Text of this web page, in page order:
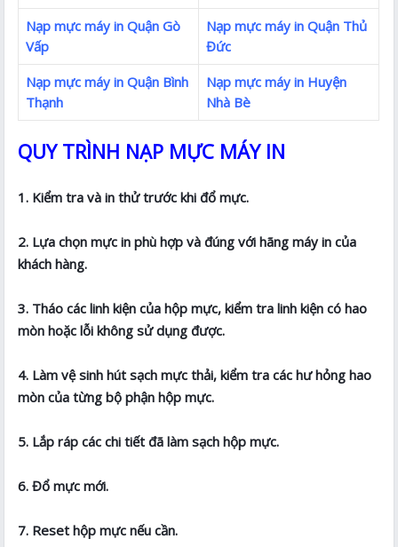
Nạp mực máy in Quận Gò
Vấp
Nạp mực máy in Quận Thủ
Đức
Nạp mực máy in Quận Bình
Thạnh
Nạp mực máy in Huyện
Nhà Bè
QUY TRÌNH NẠP MỰC MÁY IN
1. Kiểm tra và in thử trước khi đổ mực.
2. Lựa chọn mực in phù hợp và đúng với hãng máy in của
khách hàng.
3. Tháo các linh kiện của hộp mực, kiểm tra linh kiện có hao
mòn hoặc lỗi không sử dụng được.
4. Làm vệ sinh hút sạch mực thải, kiểm tra các hư hỏng hao
mòn của từng bộ phận hộp mực.
5. Lắp ráp các chi tiết đã làm sạch hộp mực.
6. Đổ mực mới.
7. Reset hộp mực nếu cần.